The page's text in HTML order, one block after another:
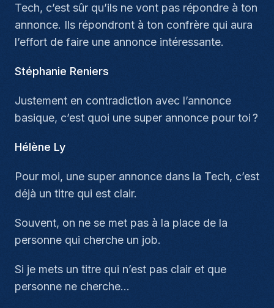
Tech, c’est sûr qu’ils ne vont pas répondre à ton
annonce. Ils répondront à ton confrère qui aura
l’effort de faire une annonce intéressante.
Stéphanie Reniers
Justement en contradiction avec l’annonce
basique, c’est quoi une super annonce pour toi ?
Hélène Ly
Pour moi, une super annonce dans la Tech, c’est
déjà un titre qui est clair.
Souvent, on ne se met pas à la place de la
personne qui cherche un job.
Si je mets un titre qui n’est pas clair et que
personne ne cherche…